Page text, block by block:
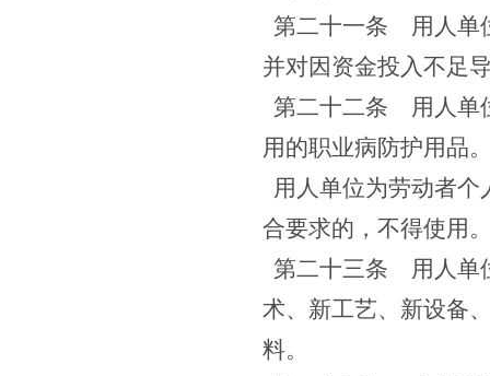
第二十一条 用人单
并对因资金投入不足
第二十二条 用人单
用的职业病防护用品
用人单位为劳动者
合要求的，不得使用
第二十三条 用人单
术、新工艺、新设备
料。